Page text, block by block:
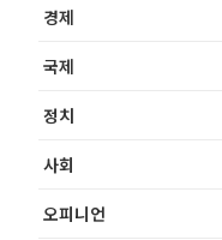
경제
국제
정치
사회
오피니언